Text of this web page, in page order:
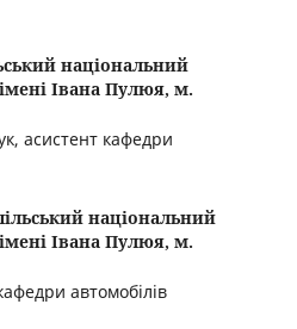
національний
Івана Пулюя, м.
асистент кафедри
національний
Івана Пулюя, м.
автомобілів